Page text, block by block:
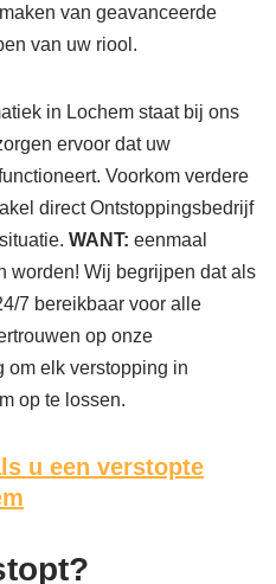
van geavanceerde
van uw riool.
in Lochem staat bij ons
ervoor dat uw
Voorkom verdere
direct Ontstoppingsbedrijf
WANT: eenmaal
worden! Wij begrijpen dat als
7 bereikbaar voor alle
op onze
om elk verstopping in
op te lossen.
u een verstopte